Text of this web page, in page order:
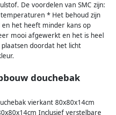
De voordelen van SMC zijn:
* Het behoud zijn
het heeft minder kans op
mooi afgewerkt en het is heel
doordat het licht
douchebak
vierkant 80x80x14cm
Inclusief verstelbare